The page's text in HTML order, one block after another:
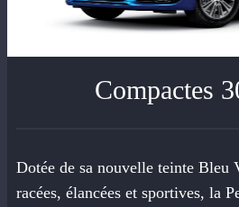
Compactes
Dotée de sa nouvelle teinte Bleu
racées, élancées et sportives, la